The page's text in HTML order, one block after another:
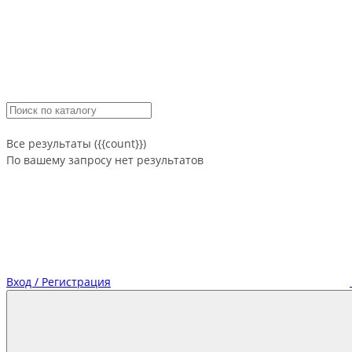
Все результаты ({{count}})
По вашему запросу нет результатов
Вход / Регистрация